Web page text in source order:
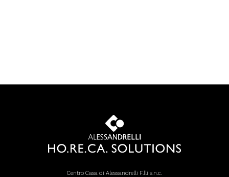
Centro Casa di Alessandrelli F.lli s.n.c.